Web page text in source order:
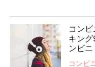
コン
キン
ンビニ
コンビニ